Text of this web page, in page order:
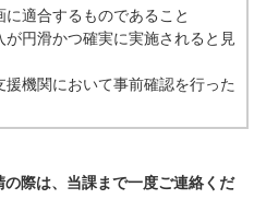
に適合するものであること
が円滑かつ確実に実施されると見
援機関において事前確認を行った
の際は、当課まで一度ご連絡くだ